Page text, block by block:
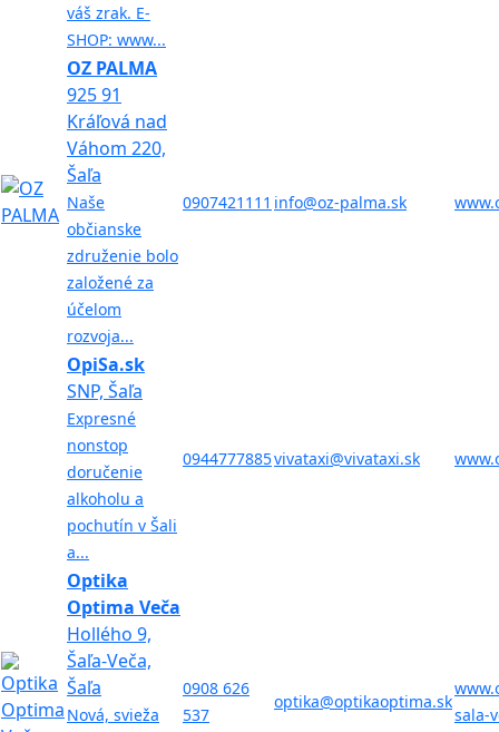
váš zrak. E-
SHOP: www...
OZ PALMA
925 91
Kráľová nad
Váhom 220,
Šaľa
Naše
občianske
združenie bolo
založené za
účelom
rozvoja...
0907421111 info@oz-palma.sk
OpiSa.sk
SNP, Šaľa
Expresné
nonstop
doručenie
alkoholu a
pochutín v Šali
a...
0944777885vivataxi@vivataxi.sk
Optika
Optima Veča
Hollého 9,
Šaľa-Veča,
Šaľa
Nová, svieža
0908 626
537
optika@optikaoptima.sk
sala-